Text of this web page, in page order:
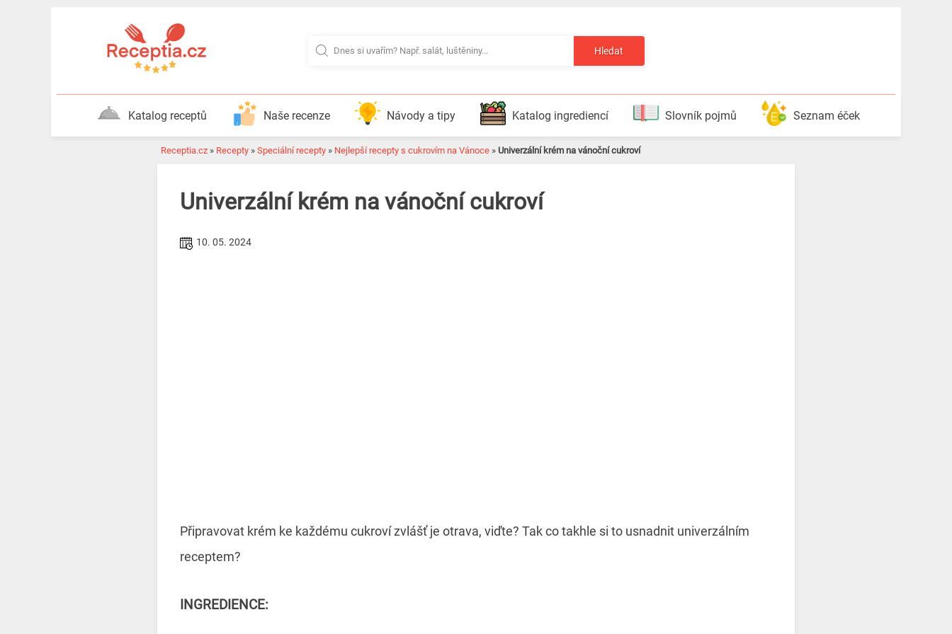
Hledat
Katalog receptů Naše recenze Návody a tipy Katalog ingrediencí Slovník pojmů Seznam éček
Receptia.cz » Recepty » Speciální recepty » Nejlepší recepty s cukrovím na Vánoce » Univerzální krém na vánoční cukroví
Univerzální krém na vánoční cukroví
10. 05. 2024
Připravovat krém ke každému cukroví zvlášť je otrava, viďte? Tak co takhle si to usnadnit univerzálním
receptem?
INGREDIENCE: